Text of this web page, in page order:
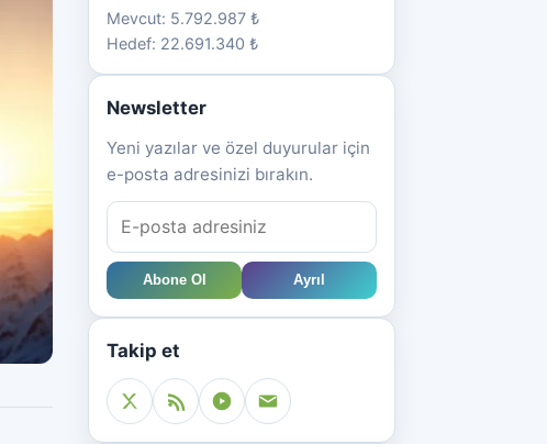
Mevcut: 5.792.987 ₺
Hedef: 22.691.340 ₺
Newsletter
Yeni yazılar ve özel duyurular için
e-posta adresinizi bırakın.
Abone Ol Ayrıl
Takip et